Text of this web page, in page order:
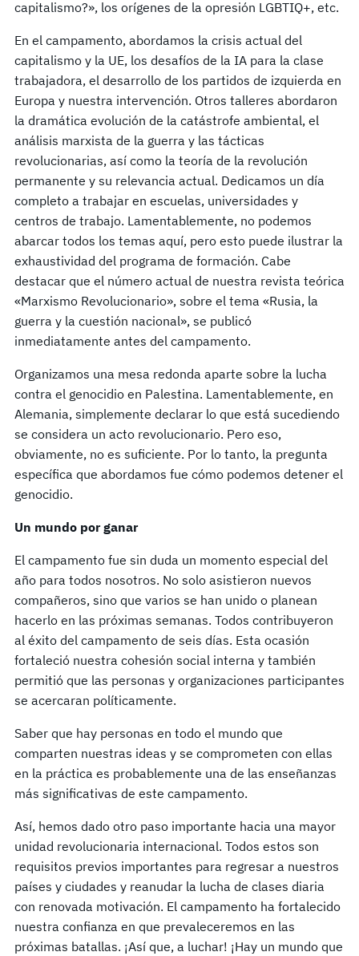
capitalismo?», los orígenes de la opresión LGBTIQ+, etc.
En el campamento, abordamos la crisis actual del
capitalismo y la UE, los desafíos de la IA para la clase
trabajadora, el desarrollo de los partidos de izquierda en
Europa y nuestra intervención. Otros talleres abordaron
la dramática evolución de la catástrofe ambiental, el
análisis marxista de la guerra y las tácticas
revolucionarias, así como la teoría de la revolución
permanente y su relevancia actual. Dedicamos un día
completo a trabajar en escuelas, universidades y
centros de trabajo. Lamentablemente, no podemos
abarcar todos los temas aquí, pero esto puede ilustrar la
exhaustividad del programa de formación. Cabe
destacar que el número actual de nuestra revista teórica
«Marxismo Revolucionario», sobre el tema «Rusia, la
guerra y la cuestión nacional», se publicó
inmediatamente antes del campamento.
Organizamos una mesa redonda aparte sobre la lucha
contra el genocidio en Palestina. Lamentablemente, en
Alemania, simplemente declarar lo que está sucediendo
se considera un acto revolucionario. Pero eso,
obviamente, no es suficiente. Por lo tanto, la pregunta
específica que abordamos fue cómo podemos detener el
genocidio.
Un mundo por ganar
El campamento fue sin duda un momento especial del
año para todos nosotros. No solo asistieron nuevos
compañeros, sino que varios se han unido o planean
hacerlo en las próximas semanas. Todos contribuyeron
al éxito del campamento de seis días. Esta ocasión
fortaleció nuestra cohesión social interna y también
permitió que las personas y organizaciones participantes
se acercaran políticamente.
Saber que hay personas en todo el mundo que
comparten nuestras ideas y se comprometen con ellas
en la práctica es probablemente una de las enseñanzas
más significativas de este campamento.
Así, hemos dado otro paso importante hacia una mayor
unidad revolucionaria internacional. Todos estos son
requisitos previos importantes para regresar a nuestros
países y ciudades y reanudar la lucha de clases diaria
con renovada motivación. El campamento ha fortalecido
nuestra confianza en que prevaleceremos en las
próximas batallas. ¡Así que, a luchar! ¡Hay un mundo que